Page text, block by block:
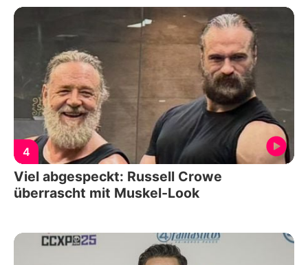
4
Viel abgespeckt: Russell Crowe
überrascht mit Muskel-Look